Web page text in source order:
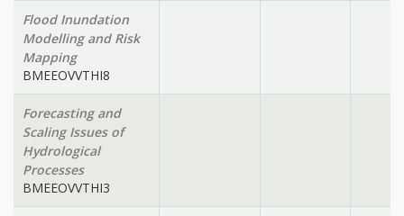
Flood Inundation
Modelling and Risk
Mapping
BMEEOVVTHI8
Forecasting and
Scaling Issues of
Hydrological
Processes
BMEEOVVTHI3